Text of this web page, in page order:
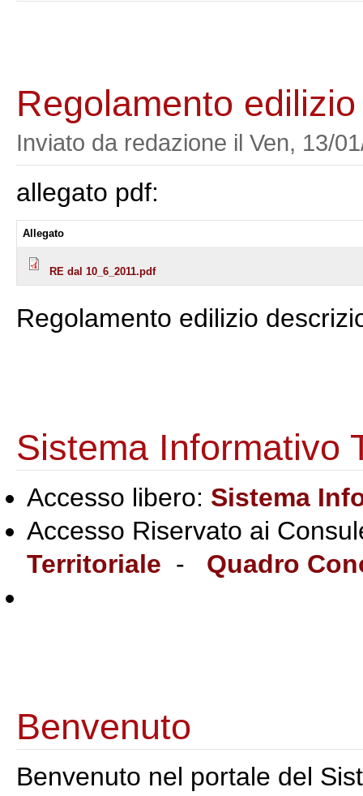
Regolamento edilizio
Inviato da redazione il Ven, 13/
allegato pdf:
Allegato
RE dal 10_6_2011.pdf
Regolamento edilizio
Sistema Informativo
Accesso libero: Sistema
Accesso Riservato ai
Territoriale - Quadro
Benvenuto
Benvenuto nel portale del